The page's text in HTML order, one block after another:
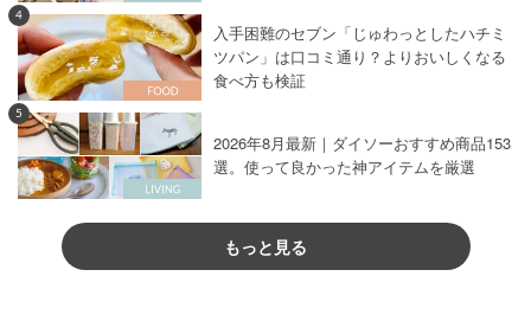
4
入手困難のセブン「じゅわっとしたハチミ
ツパン」は口コミ通り？よりおいしくなる
食べ方も検証
5
2026年8月最新｜ダイソーおすすめ商品153
選。使って良かった神アイテムを厳選
もっと見る